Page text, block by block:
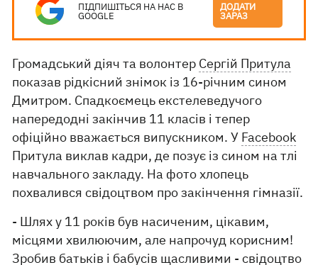
ПІДПИШІТЬСЯ НА НАС В
GOOGLE
ДОДАТИ
ЗАРАЗ
Громадський діяч та волонтер Сергій Притула
показав рідкісний знімок із 16-річним сином
Дмитром. Спадкоємець екстелеведучого
напередодні закінчив 11 класів і тепер
офіційно вважається випускником. У Facebook
Притула виклав кадри, де позує із сином на тлі
навчального закладу. На фото хлопець
похвалився свідоцтвом про закінчення гімназії.
- Шлях у 11 років був насиченим, цікавим,
місцями хвилюючим, але напрочуд корисним!
Зробив батьків і бабусів щасливими - свідоцтво